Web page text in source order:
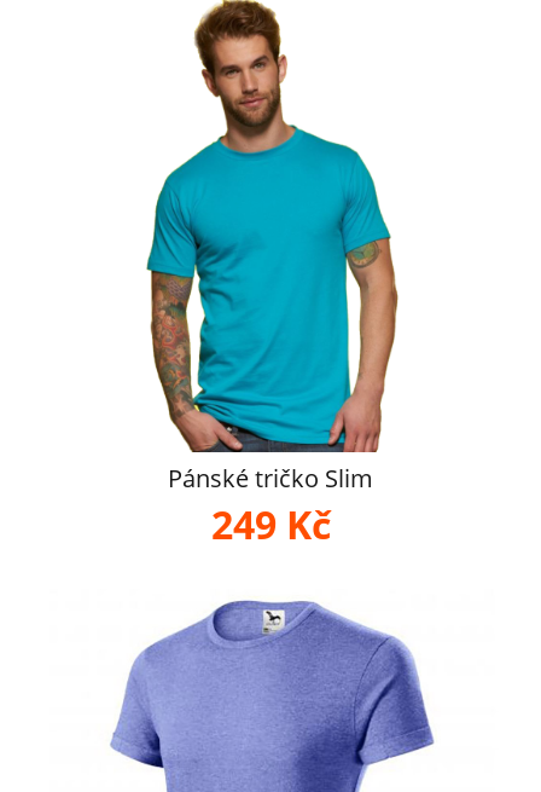
Pánské tričko Slim
249 Kč